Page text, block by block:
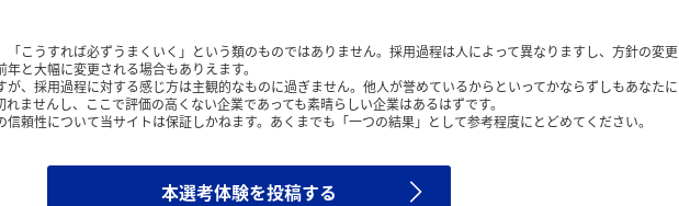
「こうすれば必ずうまくいく」という類のものではありません。採用過程は人によって異なりますし、方針の変更
と大幅に変更される場合もありえます。
が、採用過程に対する感じ方は主観的なものに過ぎません。他人が誉めているからといってかならずしもあなたに
ませんし、ここで評価の高くない企業であっても素晴らしい企業はあるはずです。
頼性について当サイトは保証しかねます。あくまでも「一つの結果」として参考程度にとどめてください。
本選考体験を投稿する